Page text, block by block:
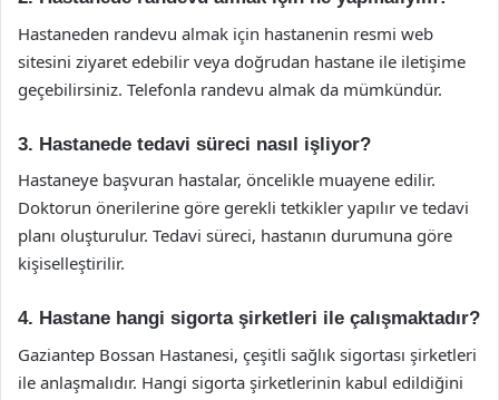
Hastaneden randevu almak için hastanenin resmi web
sitesini ziyaret edebilir veya doğrudan hastane ile iletişime
geçebilirsiniz. Telefonla randevu almak da mümkündür.
3. Hastanede tedavi süreci nasıl işliyor?
Hastaneye başvuran hastalar, öncelikle muayene edilir.
Doktorun önerilerine göre gerekli tetkikler yapılır ve tedavi
planı oluşturulur. Tedavi süreci, hastanın durumuna göre
kişiselleştirilir.
4. Hastane hangi sigorta şirketleri ile çalışmaktadır?
Gaziantep Bossan Hastanesi, çeşitli sağlık sigortası şirketleri
ile anlaşmalıdır. Hangi sigorta şirketlerinin kabul edildiğini